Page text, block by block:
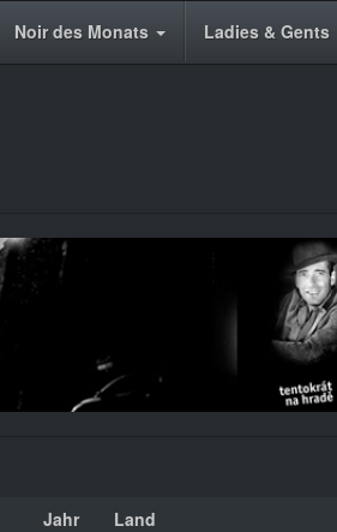
Noir des Monats Ladies & Gents
Jahr Land